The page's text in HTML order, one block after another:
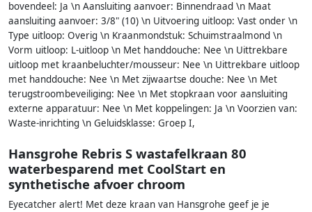
bovendeel: Ja \n Aansluiting aanvoer: Binnendraad \n Maat
aansluiting aanvoer: 3/8" (10) \n Uitvoering uitloop: Vast onder \n
Type uitloop: Overig \n Kraanmondstuk: Schuimstraalmond \n
Vorm uitloop: L-uitloop \n Met handdouche: Nee \n Uittrekbare
uitloop met kraanbeluchter/mousseur: Nee \n Uittrekbare uitloop
met handdouche: Nee \n Met zijwaartse douche: Nee \n Met
terugstroombeveiliging: Nee \n Met stopkraan voor aansluiting
externe apparatuur: Nee \n Met koppelingen: Ja \n Voorzien van:
Waste-inrichting \n Geluidsklasse: Groep I,
Hansgrohe Rebris S wastafelkraan 80
waterbesparend met CoolStart en
synthetische afvoer chroom
Eyecatcher alert! Met deze kraan van Hansgrohe geef je je